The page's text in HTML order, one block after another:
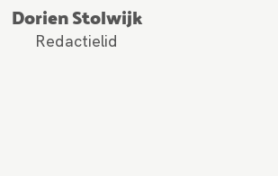
Dorien Stolwijk
Redactielid